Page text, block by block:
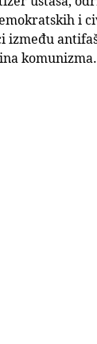
i
između
komunizma.